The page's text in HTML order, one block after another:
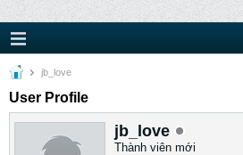
jb_love
User Profile
jb_love
Thành viên mới